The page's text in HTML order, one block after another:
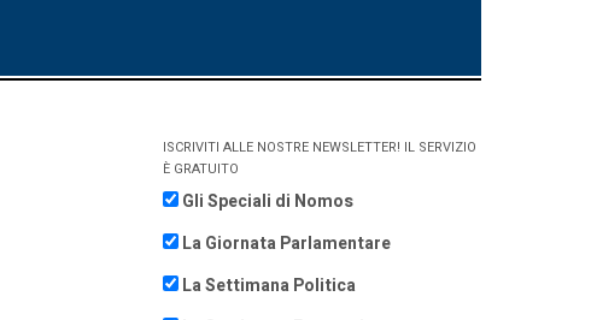
ISCRIVITI ALLE NOSTRE NEWSLETTER! IL SERVIZIO
È GRATUITO
Gli Speciali di Nomos
La Giornata Parlamentare
La Settimana Politica